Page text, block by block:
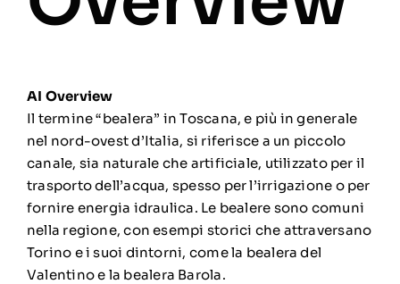
AI Overview
Il termine “bealera” in Toscana, e più in generale
nel nord-ovest d’Italia, si riferisce a un piccolo
canale, sia naturale che artificiale, utilizzato per il
trasporto dell’acqua, spesso per l’irrigazione o per
fornire energia idraulica. Le bealere sono comuni
nella regione, con esempi storici che attraversano
Torino e i suoi dintorni, come la bealera del
Valentinoe la bealera Barola.